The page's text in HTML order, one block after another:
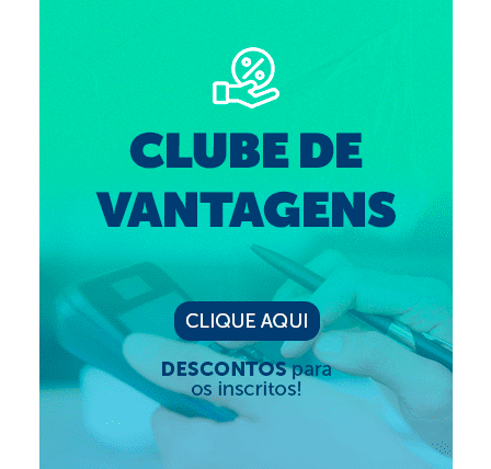
Censura Pública
Suspensão do Exercício Profissional
Procedimento para registro
Clube de Vantagens
Valores dos serviços
Reserva de auditório
Notícias
Ouvidoria